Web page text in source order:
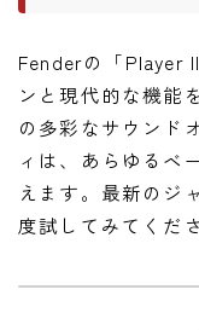
Fenderの「Player
ンと現代的な機能
の多彩なサウンド
ィは、あらゆるベ
えます。最新のジ
度試してみてくだ